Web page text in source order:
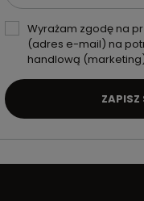
Wyrażam zgodę na
(adres e-mail) na
handlową
ZAPISZ